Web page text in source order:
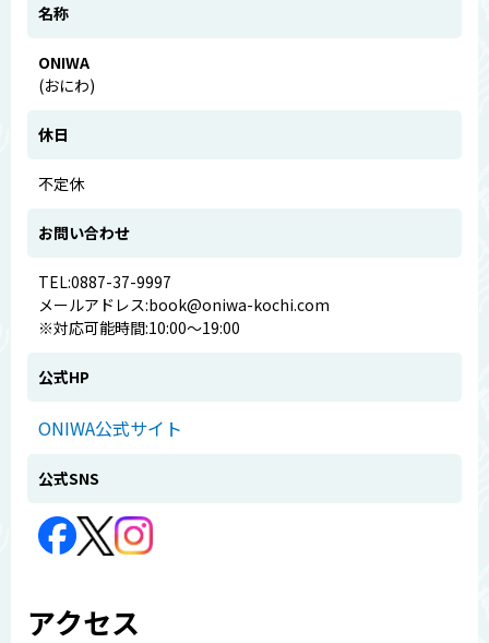
名称
ONIWA
(おにわ)
休日
不定休
お問い合わせ
TEL:0887-37-9997
メールアドレス:book@oniwa-kochi.com
※対応可能時間:10:00～19:00
公式HP
ONIWA公式サイト
公式SNS
アクセス